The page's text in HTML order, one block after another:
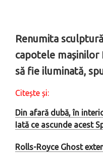
Renumita
capotele mașinilor
să fie iluminată,
Citește și:
Din afară dubă, în
Iată ce ascunde acest
Rolls-Royce Ghost